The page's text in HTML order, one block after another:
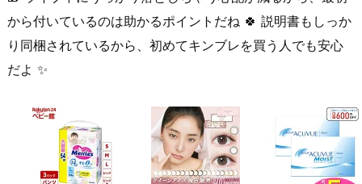
から付いているのは助かるポイントだね 🍀 説明書もしっか
り同梱されているから、初めてキンブレを買う人でも安心
だよ ✨